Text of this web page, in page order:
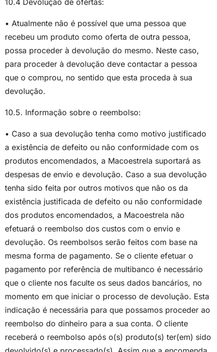
• Atualmente não é possível que uma pessoa que
recebeu um produto como oferta de outra pessoa,
possa proceder à devolução do mesmo. Neste caso,
para proceder à devolução deve contactar a pessoa
que o comprou, no sentido que esta proceda à sua
devolução.
10.5. Informação sobre o reembolso:
• Caso a sua devolução tenha como motivo justificado
a existência de defeito ou não conformidade com os
produtos encomendados, a Macoestrela suportará as
despesas de envio e devolução. Caso a sua devolução
tenha sido feita por outros motivos que não os da
existência justificada de defeito ou não conformidade
dos produtos encomendados, a Macoestrela não
efetuará o reembolso dos custos com o envio e
devolução. Os reembolsos serão feitos com base na
mesma forma de pagamento. Se o cliente efetuar o
pagamento por referência de multibanco é necessário
que o cliente nos faculte os seus dados bancários, no
momento em que iniciar o processo de devolução. Esta
indicação é necessária para que possamos proceder ao
reembolso do dinheiro para a sua conta. O cliente
receberá o reembolso após o(s) produto(s) ter(em) sido